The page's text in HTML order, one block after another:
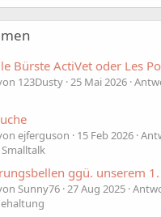
Bürste ActiVet oder Les
123Dusty 25 Mai 2026
ejferguson 15 Feb 2026
ggü. unserem
Sunny76 27 Aug 2025